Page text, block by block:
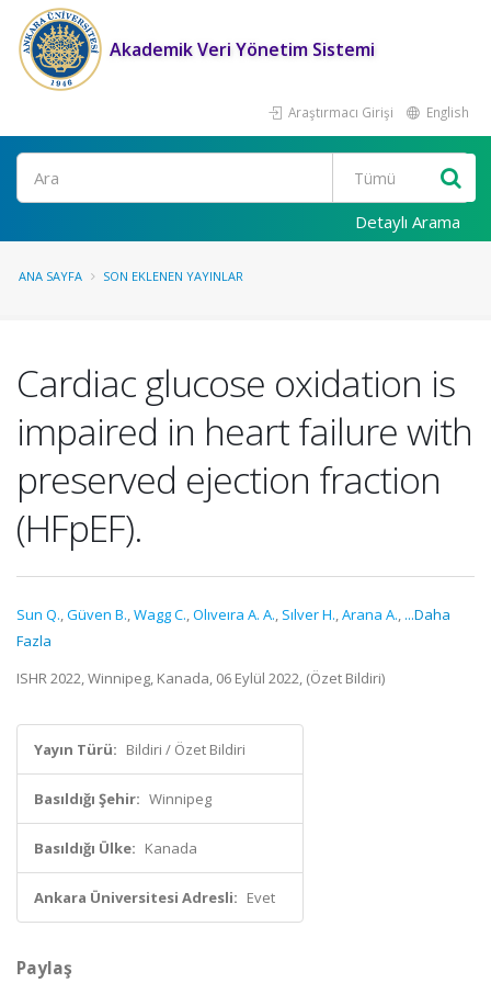
Akademik Veri Yönetim Sistemi
Araştırmacı Girişi English
Ara
Detaylı Arama
ANA SAYFA SON EKLENEN YAYINLAR
Cardiac glucose oxidation is
impaired in heart failure with
preserved ejection fraction
(HFpEF).
Sun Q.,Güven B.,Wagg C.,Olıveıra A. A., Sılver H.,Arana A., ...Daha
Fazla
ISHR 2022, Winnipeg, Kanada, 06 Eylül 2022, (Özet Bildiri)
Yayın Türü: Bildiri / Özet Bildiri
Basıldığı Şehir: Winnipeg
Basıldığı Ülke: Kanada
Ankara Üniversitesi Adresli: Evet
Paylaş